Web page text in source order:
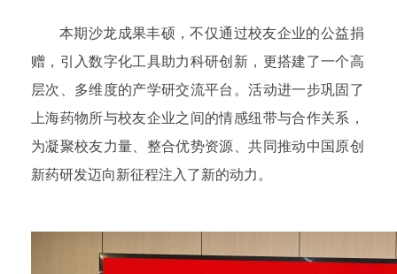
本期沙龙成果丰硕，不仅通过校友企业的公益捐
赠，引入数字化工具助力科研创新，更搭建了一个高
层次、多维度的产学研交流平台。活动进一步巩固了
上海药物所与校友企业之间的情感纽带与合作关系，
为凝聚校友力量、整合优势资源、共同推动中国原创
新药研发迈向新征程注入了新的动力。